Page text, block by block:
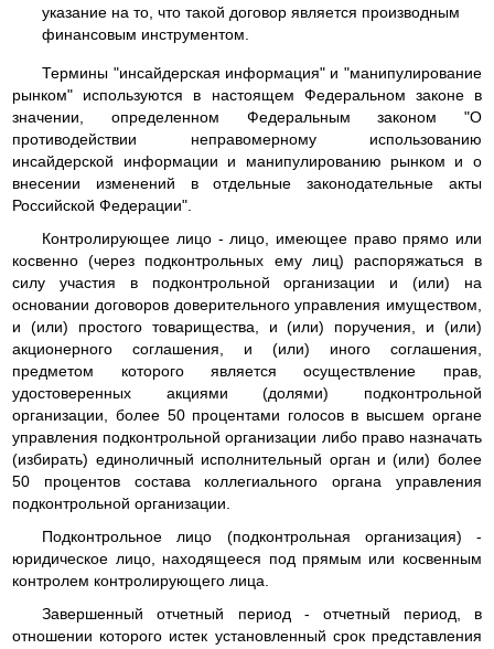
указание на то, что такой договор является производным
финансовым инструментом.
Термины "инсайдерская информация" и "манипулирование
рынком" используются в настоящем Федеральном законе в
значении, определенном Федеральным законом "О
противодействии неправомерному использованию
инсайдерской информации и манипулированию рынком и о
внесении изменений в отдельные законодательные акты
Российской Федерации".
Контролирующее лицо - лицо, имеющее право прямо или
косвенно (через подконтрольных ему лиц) распоряжаться в
силу участия в подконтрольной организации и (или) на
основании договоров доверительного управления имуществом,
и (или) простого товарищества, и (или) поручения, и (или)
акционерного соглашения, и (или) иного соглашения,
предметом которого является осуществление прав,
удостоверенных акциями (долями) подконтрольной
организации, более 50 процентами голосов в высшем органе
управления подконтрольной организации либо право назначать
(избирать) единоличный исполнительный орган и (или) более
50 процентов состава коллегиального органа управления
подконтрольной организации.
Подконтрольное лицо (подконтрольная организация) -
юридическое лицо, находящееся под прямым или косвенным
контролем контролирующего лица.
Завершенный отчетный период - отчетный период, в
отношении которого истек установленный срок представления